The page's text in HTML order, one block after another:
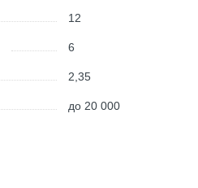
12
6
2,35
до 20 000